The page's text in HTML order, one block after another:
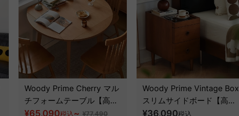
Woody Prime Cherry マル
チフォームテーブル【高級
天然チェリー材】
¥65,090税込~ ¥77,490
Woody Prime Vintage Box
スリムサイドボード【高級
天然ツゲ材】
¥36,090税込